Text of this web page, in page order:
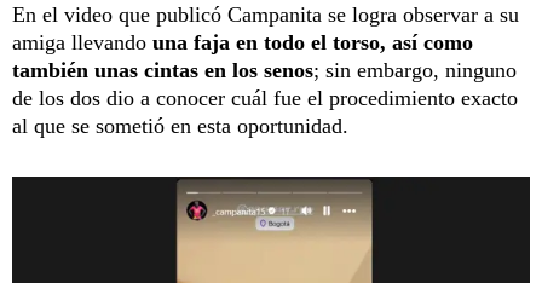
En el video que publicó Campanita se logra observar a su
amiga llevando una faja en todo el torso, así como
también unas cintas en los senos; sin embargo, ninguno
de los dos dio a conocer cuál fue el procedimiento exacto
al que se sometió en esta oportunidad.